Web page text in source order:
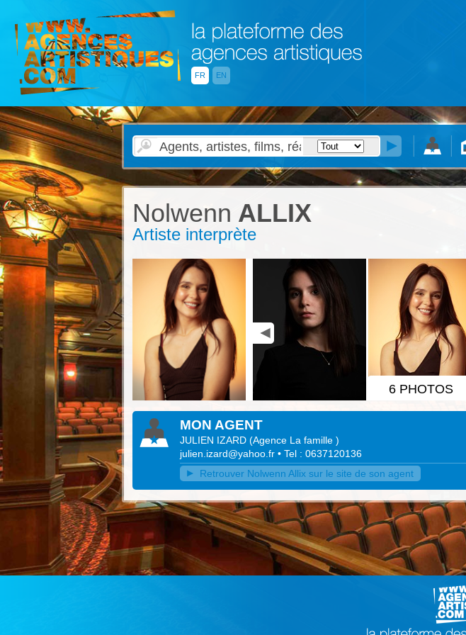
FR EN
Nolwenn ALLIX
Artiste interprète
6 PHOTOS
MON AGENT
JULIEN IZARD (Agence La famille )
julien.izard@yahoo.fr • Tel : 0637120136
Retrouver Nolwenn Allix sur le site de son agent